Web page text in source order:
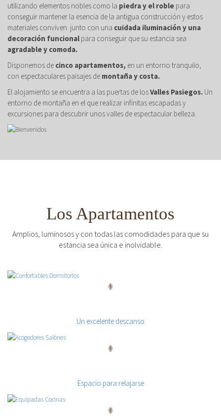
utilizando elementos nobles como la piedra y el roble para
conseguir mantener la esencia de la antigua construcción y estos
materiales conviven junto con una cuidada iluminación y una
decoración funcional para conseguir que su estancia sea
agradable y comoda.
Disponemos de cinco apartamentos, en un entorno tranquilo,
con espectaculares paisajes de montaña y costa.
El alojamiento se encuentra a las puertas de losValles Pasiegos. Un
entorno de montaña en el que realizar infinitas escapadas y
excursiones para descubrir unos valles de espectacular belleza.
Los Apartamentos
Amplios, luminosos y con todas las comodidades para que su
estancia sea única e inolvidable.
Un excelente descanso
Espacio para relajarse